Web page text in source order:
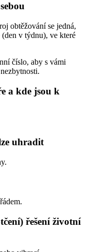
obtěžování se jedná,
v týdnu), ve které
číslo, aby s vámi
a kde jsou k
uhradit
řešení životní